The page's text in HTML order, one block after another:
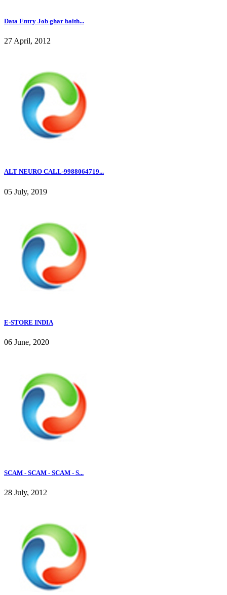
Data Entry Job ghar baith...
27 April, 2012
ALT NEURO CALL-9988064719...
05 July, 2019
E-STORE INDIA
06 June, 2020
SCAM - SCAM - SCAM - S...
28 July, 2012